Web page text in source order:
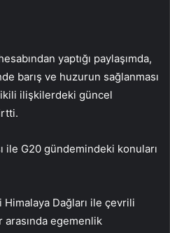
yaptığı paylaşımda,
barış ve huzurun sağlanması
ilişkilerdeki güncel
ile G20 gündemindeki konuları
Dağları ile çevrili
arasında egemenlik